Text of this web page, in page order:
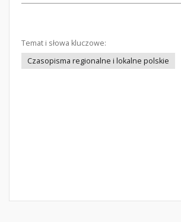
Temat i słowa kluczowe:
Czasopisma regionalne i lokalne polskie